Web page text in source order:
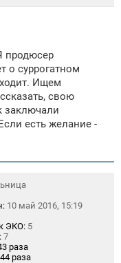
продюсер
суррогатном
Ищем
свою
заключали
есть желание -
10 май 2016, 15:19
ЭКО: 5
7
раза
44 раза